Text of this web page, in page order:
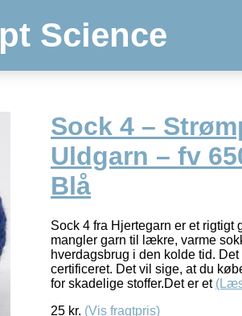
Science
Sock 4 –
Uldgarn – fv
Blå
Sock 4 fra Hjertegarn er et rigtigt
mangler garn til lækre, varme
hverdagsbrug i den kolde tid.
certificeret. Det vil sige, at du
for skadelige stoffer.Det er et
25 kr. (Vis fragtpris)